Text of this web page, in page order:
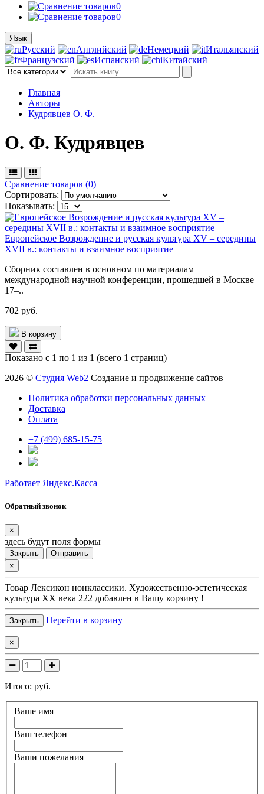
0
0
Язык
Русский Английский Немецкий
Итальянский
Французский
Испанский Китайский
Главная
Авторы
Кудрявцев О. Ф.
О. Ф. Кудрявцев
Сравнение товаров (0)
Сортировать:
Показывать:
Европейское Возрождение и русская культура XV – середины
XVII в.: контакты и взаимное восприятие
Сборник составлен в основном по материалам
международной научной конференции, прошедшей в Москве
17–..
702 руб.
В корзину
Показано с 1 по 1 из 1 (всего 1 страниц)
2026 © Студия Web2 Создание и продвижение сайтов
Политика обработки персональных данных
Доставка
Оплата
+7 (499) 685-15-75
Работает Яндекс.Касса
Обратный звонок
×
здесь будут поля формы
Закрыть
Отправить
×
Товар Лексикон нонклассики. Художественно-эстетическая
культура XX века 222 добавлен в Вашу корзину !
Закрыть Перейти в корзину
×
Итого: руб.
Ваше имя
Ваш телефон
Ваши пожелания